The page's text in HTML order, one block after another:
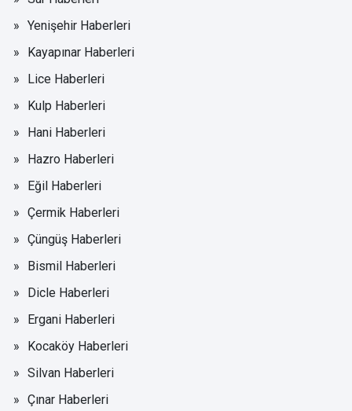
Yenişehir Haberleri
Kayapınar Haberleri
Lice Haberleri
Kulp Haberleri
Hani Haberleri
Hazro Haberleri
Eğil Haberleri
Çermik Haberleri
Çüngüş Haberleri
Bismil Haberleri
Dicle Haberleri
Ergani Haberleri
Kocaköy Haberleri
Silvan Haberleri
Çınar Haberleri